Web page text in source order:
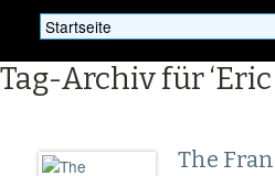
Tag-Archiv für
The